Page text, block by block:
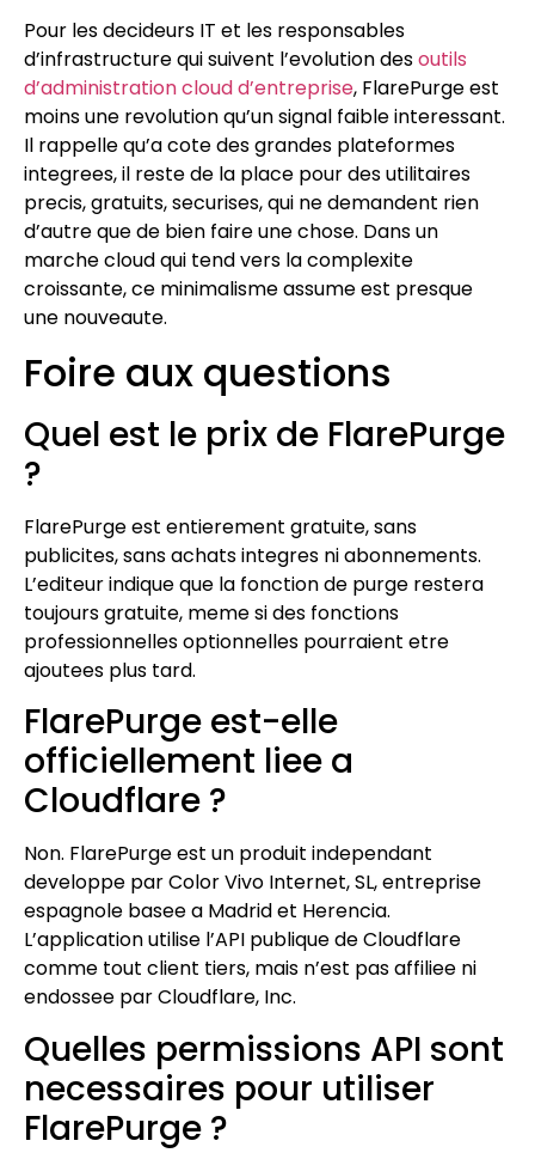
Pour les decideurs IT et les responsables
d’infrastructure qui suivent l’evolution desoutils
d’administration cloud d’entreprise, FlarePurge est
moins une revolution qu’un signal faible interessant.
Il rappelle qu’a cote des grandes plateformes
integrees, il reste de la place pour des utilitaires
precis, gratuits, securises, qui ne demandent rien
d’autre que de bien faire une chose. Dans un
marche cloud qui tend vers la complexite
croissante, ce minimalisme assume est presque
une nouveaute.
Foire aux questions
Quel est le prix de FlarePurge
?
FlarePurge est entierement gratuite, sans
publicites, sans achats integres ni abonnements.
L’editeur indique que la fonction de purge restera
toujours gratuite, meme si des fonctions
professionnelles optionnelles pourraient etre
ajoutees plus tard.
FlarePurge est-elle
officiellement liee a
Cloudflare ?
Non. FlarePurge est un produit independant
developpe par Color Vivo Internet, SL, entreprise
espagnole basee a Madrid et Herencia.
L’application utilise l’API publique de Cloudflare
comme tout client tiers, mais n’est pas affiliee ni
endossee par Cloudflare, Inc.
Quelles permissions API sont
necessaires pour utiliser
FlarePurge ?